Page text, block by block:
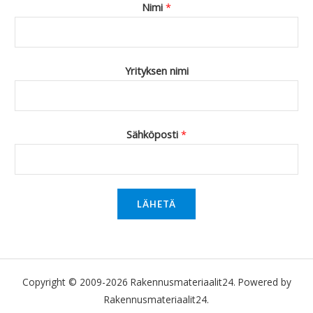
Nimi *
Yrityksen nimi
Sähköposti *
LÄHETÄ
Copyright © 2009-2026 Rakennusmateriaalit24. Powered by
Rakennusmateriaalit24.